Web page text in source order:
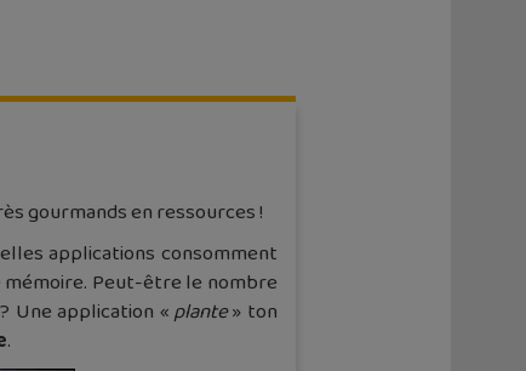
gourmands en ressources !
applications consomment
Peut-être le nombre
Une application «plante» ton
.